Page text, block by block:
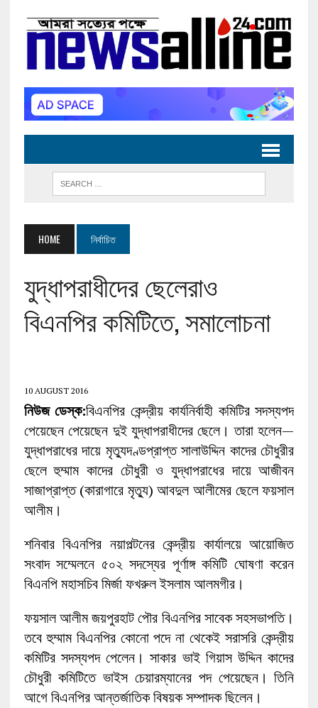
HOME নির্বাচিত
যুদ্ধাপরাধীদের ছেলেরাও
বিএনপির কমিটিতে, সমালোচনা
10 AUGUST 2016
নিউজ ডেস্ক:বিএনপির কেন্দ্রীয় কার্যনির্বাহী কমিটির সদস্যপদ
পেয়েছেন পেয়েছেন দুই যুদ্ধাপরাধীদের ছেলে। তারা হলেন—
যুদ্ধাপরাধের দায়ে মৃত্যুদণ্ডপ্রাপ্ত সালাউদ্দিন কাদের চৌধুরীর
ছেলে হুম্মাম কাদের চৌধুরী ও যুদ্ধাপরাধের দায়ে আজীবন
সাজাপ্রাপ্ত (কারাগারে মৃত্যু) আবদুল আলীমের ছেলে ফয়সাল
আলীম।
শনিবার বিএনপির নয়াপল্টনের কেন্দ্রীয় কার্যালয়ে আয়োজিত
সংবাদ সম্মেলনে ৫০২ সদস্যের পূর্ণাঙ্গ কমিটি ঘোষণা করেন
বিএনপি মহাসচিব মির্জা ফখরুল ইসলাম আলমগীর।
ফয়সাল আলীম জয়পুরহাট পৌর বিএনপির সাবেক সহসভাপতি।
তবে হুম্মাম বিএনপির কোনো পদে না থেকেই সরাসরি কেন্দ্রীয়
কমিটির সদস্যপদ পেলেন। সাকার ভাই গিয়াস উদ্দিন কাদের
চৌধুরী কমিটিতে ভাইস চেয়ারম্যানের পদ পেয়েছেন। তিনি
আগে বিএনপির আন্তর্জাতিক বিষয়ক সম্পাদক ছিলেন।